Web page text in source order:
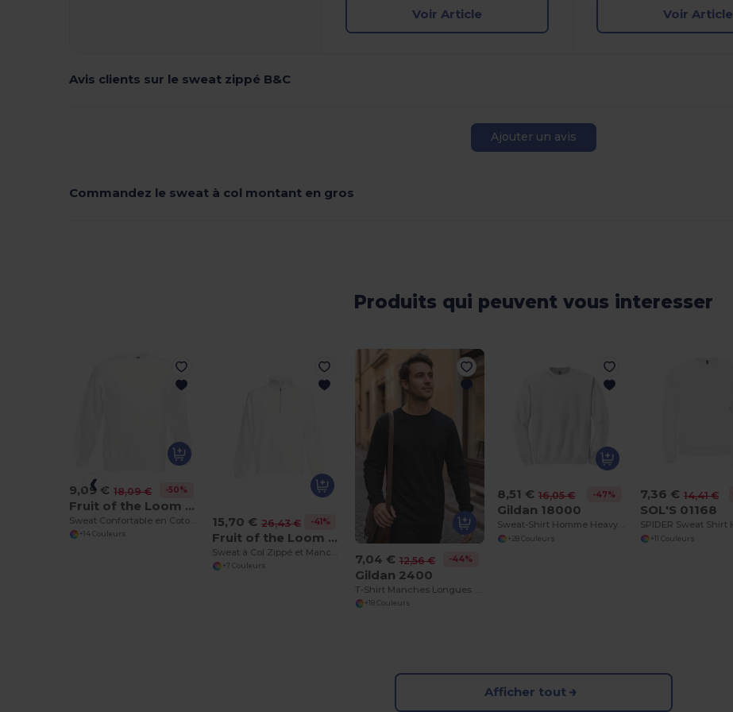
Voir Article Voir Article
Avis clients sur le sweat zippé B&C
Ajouter un avis
Commandez le sweat à col montant en gros
Produits qui peuvent vous interesser
9,09 € 18,09 € -50%
Fruit of the Loom 62-202-0
+14 Couleurs
15,70 € 26,43 € -41%
Fruit of the Loom 62-032-0
+7 Couleurs 7,04 € 12,56 € -44%
Gildan 2400
+18 Couleurs
8,51 € 16,05 € -47%
Gildan 18000
+28 Couleurs
7,36 € 14,41 €
SOL'S 01168
+11 Couleurs
Afficher tout